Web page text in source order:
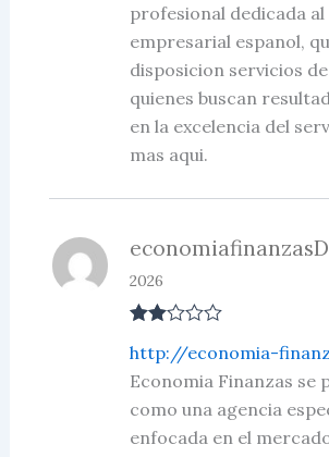
profesional dedicada
empresarial espanol,
disposicion servicios
quienes buscan
en la excelencia del
mas aqui.
d2
out
of 5
2026
http://economia-
Economia Finanzas se
como una agencia
enfocada en el